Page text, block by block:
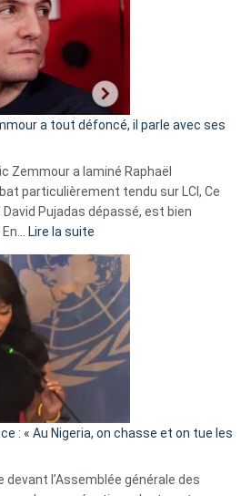
secrète
«
C’est
fake
news
»
a tout défoncé, il parle avec ses
Zemmour a laminé Raphaël
particulièrement tendu sur LCI, Ce
Pujadas dépassé, est bien
Lire la suite
Tegnér
exulte
« Zemmour
a
tout
parle
ses
tripes »
: « Au Nigeria, on chasse et on tue les
devant l’Assemblée générale des